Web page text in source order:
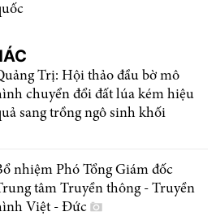
Trị: Hội thảo đầu bờ mô
chuyển đổi đất lúa kém hiệu
sang trồng ngô sinh khối
nhiệm Phó Tổng Giám đốc
tâm Truyền thông - Truyền
Việt - Đức